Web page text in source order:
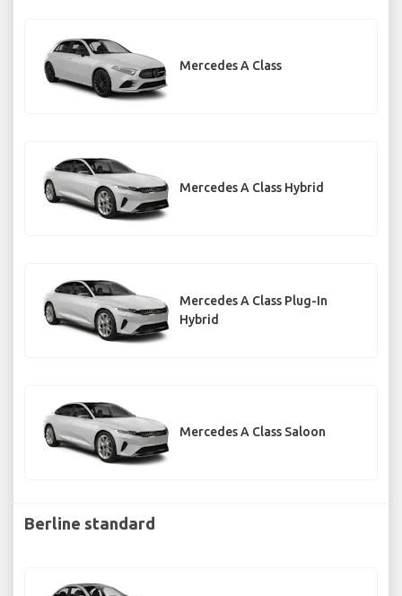
Mercedes A Class
Mercedes A Class Hybrid
Mercedes A Class Plug-In
Hybrid
Mercedes A Class Saloon
Berline standard